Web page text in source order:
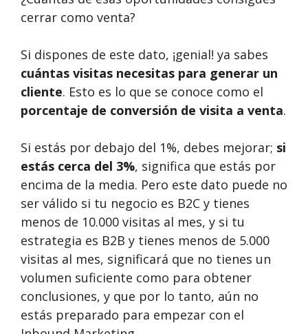
cerrar como venta?
Si dispones de este dato, ¡genial! ya sabes
cuántas visitas necesitas para generar un
cliente. Esto es lo que se conoce como el
porcentaje de conversión de visita a venta.
Si estás por debajo del 1%, debes mejorar; si
estás cerca del 3%, significa que estás por
encima de la media. Pero este dato puede no
ser válido si tu negocio es B2C y tienes
menos de 10.000 visitas al mes, y si tu
estrategia es B2B y tienes menos de 5.000
visitas al mes, significará que no tienes un
volumen suficiente como para obtener
conclusiones, y que por lo tanto, aún no
estás preparado para empezar con el